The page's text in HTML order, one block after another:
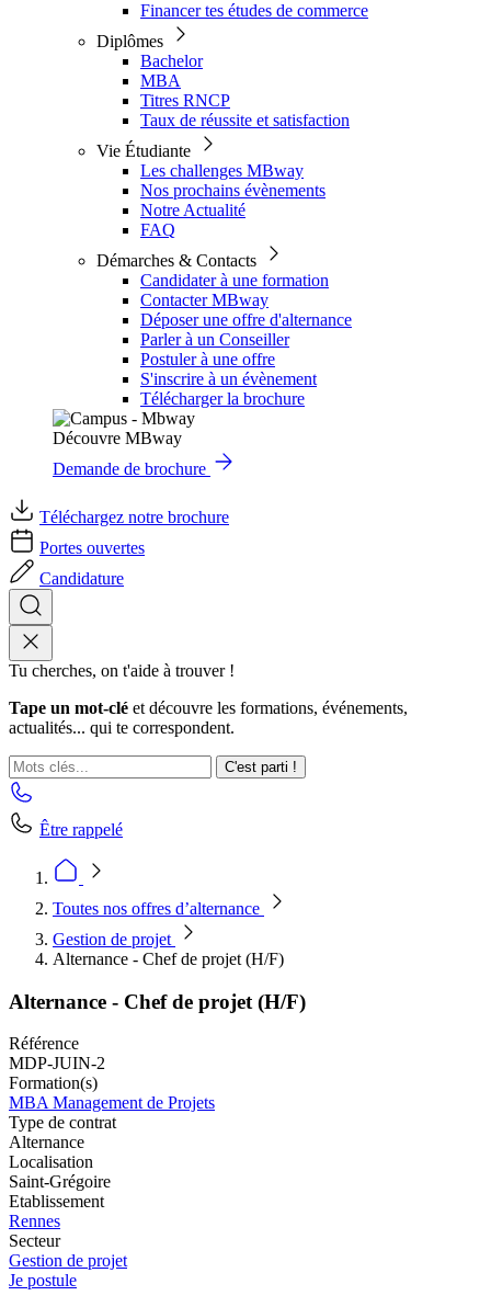
Financer tes études de commerce
Diplômes
Bachelor
MBA
Titres RNCP
Taux de réussite et satisfaction
Vie Étudiante
Les challenges MBway
Nos prochains évènements
Notre Actualité
FAQ
Démarches & Contacts
Candidater à une formation
Contacter MBway
Déposer une offre d'alternance
Parler à un Conseiller
Postuler à une offre
S'inscrire à un évènement
Télécharger la brochure
Découvre MBway
Demande de brochure
Téléchargez notre brochure
Portes ouvertes
Candidature
Tu cherches, on t'aide à trouver !
Tape un mot-clé et découvre les formations, événements,
actualités... qui te correspondent.
C'est parti !
Être rappelé
Toutes nos offres d’alternance
Gestion de projet
Alternance - Chef de projet (H/F)
Alternance - Chef de projet (H/F)
Référence
MDP-JUIN-2
Formation(s)
MBA Management de Projets
Type de contrat
Alternance
Localisation
Saint-Grégoire
Etablissement
Rennes
Secteur
Gestion de projet
Je postule